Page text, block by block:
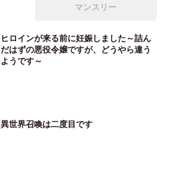
マンスリー
ヒロインが来る前に妊娠しました～詰ん
だはずの悪役令嬢ですが、どうやら違う
ようです～
異世界召喚は二度目です